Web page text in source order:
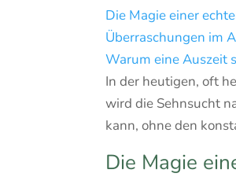
Die Magie einer
Überraschungen im
Warum eine Auszeit
In der heutigen, oft
wird die Sehnsucht
kann, ohne den
Die Magie